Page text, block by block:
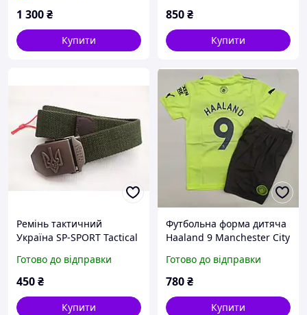
1 300₴
Купити
850₴
Купити
Ремінь тактичний
Україна SP-SPORT Tactical
Україна оливковий з
бляхою Тризуб "Слава
Готово до відправки
450₴
Купити
Футбольна форма дитяча
Haaland 9 Manchester City
Готово до відправки
780₴
Купити